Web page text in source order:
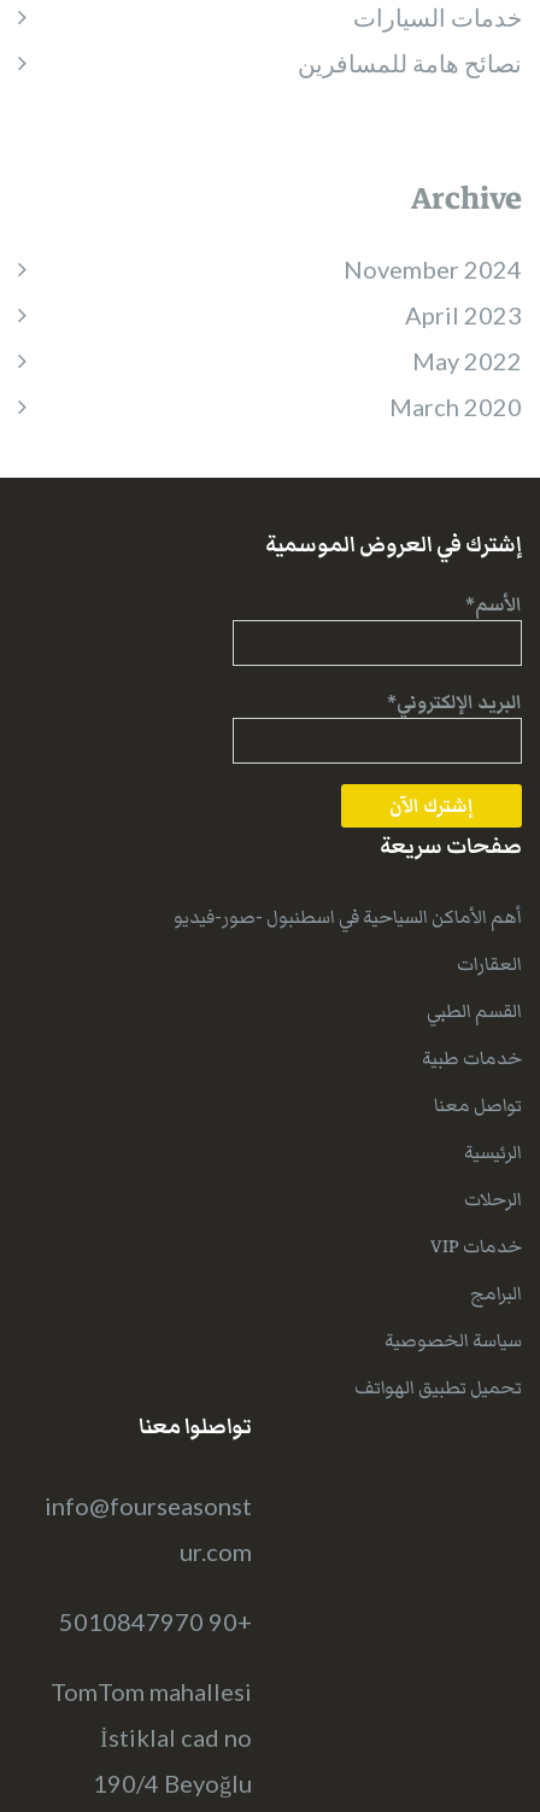
خدمات السيارات
نصائح هامة للمسافرين
Archive
November 2024
April 2023
May 2022
March 2020
إشترك في العروض الموسمية
الأسم*
البريد الإلكتروني*
صفحات سريعة
أهم الأماكن السياحية في اسطنبول -صور-فيديو
العقارات
القسم الطبي
خدمات طبية
تواصل معنا
الرئيسية
الرحلات
خدمات VIP
البرامج
سياسة الخصوصية
تحميل تطبيق الهواتف
تواصلوا معنا
info@fourseasonst
ur.com
+90 5010847970
TomTom mahallesi
İstiklal cad no
190/4 Beyoğlu